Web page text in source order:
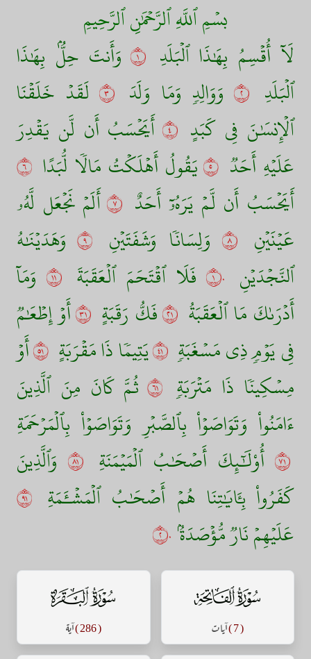
بسۡمِ ٱللَّهِ ٱلرَّحۡمَٰنِ ٱلرَّحِيمِ
لَآ أُقۡسِمُ بِهَٰذَا ٱلۡبَلَدِ ١ وَأَنتَ حِلُّۢ بِهَٰذَا
ٱلۡبَلَدِ ٢ وَوَالِدٖ وَمَا وَلَدَ ٣ لَقَدۡ خَلَقۡنَا
ٱلۡإِنسَٰنَ فِي كَبَدٍ ٤ أَيَحۡسَبُ أَن لَّن يَقۡدِرَ
عَلَيۡهِ أَحَدٞ ٥يَقُولُ أَهۡلَكۡتُ مَالٗا لُّبَدًا ٦
أَيَحۡسَبُ أَن لَّمۡ يَرَهُۥٓ أَحَدٌ ٧أَلَمۡ نَجۡعَل لَّهُۥ
عَيۡنَيۡنِ ٨ وَلِسَانٗا وَشَفَتَيۡنِ ٩ وَهَدَيۡنَٰهُ
ٱلنَّجۡدَيۡنِ ١٠ فَلَا ٱقۡتَحَمَ ٱلۡعَقَبَةَ ١١ وَمَآ
أَدۡرَىٰكَ مَا ٱلۡعَقَبَةُ ١٢فَكُّ رَقَبَةٍ ١٣أَوۡ إِطۡعَٰمٞ
فِي يَوۡمٖ ذِي مَسۡغَبَةٖ ١٤يَتِيمٗا ذَا مَقۡرَبَةٍ ١٥أَوۡ
مِسۡكِينٗا ذَا مَتۡرَبَةٖ ١٦ ثُمَّ كَانَ مِنَ ٱلَّذِينَ
ءَامَنُواْ وَتَوَاصَوۡاْ بِٱلصَّبۡرِ وَتَوَاصَوۡاْ بِٱلۡمَرۡحَمَةِ
١٧ أُوْلَٰٓئِكَ أَصۡحَٰبُ ٱلۡمَيۡمَنَةِ ١٨ وَٱلَّذِينَ
كَفَرُواْ بِـَٔايَٰتِنَا هُمۡ أَصۡحَٰبُ ٱلۡمَشۡـَٔمَةِ ١٩
عَلَيۡهِمۡ نَارٞ مُّؤۡصَدَةُۢ٢٠
سورة الفاتحة
( 7 ) آيات
سورة البقرة
( 286 ) آية